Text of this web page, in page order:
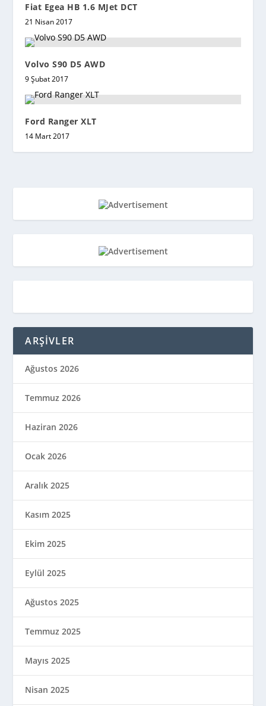
Fiat Egea HB 1.6 MJet DCT
21 Nisan 2017
Volvo S90 D5 AWD
9 Şubat 2017
Ford Ranger XLT
14 Mart 2017
ARŞIVLER
Ağustos 2026
Temmuz 2026
Haziran 2026
Ocak 2026
Aralık 2025
Kasım 2025
Ekim 2025
Eylül 2025
Ağustos 2025
Temmuz 2025
Mayıs 2025
Nisan 2025